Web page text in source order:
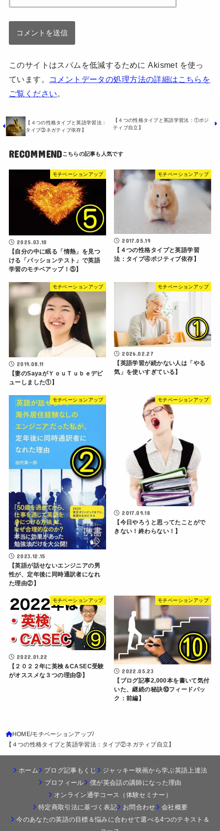
このサイトはスパムを低減するために Akismet を使っ
ています。
コメントデータの処理方法の詳細はこちらを
ご覧ください。
【４つの性格タイプと英語学習法：
タイプ③ネガティブ依存】
【４つの性格タイプと英語学習法：①ポジ
ティブ自立】
RECOMMEND
モチベーションアップ
2025.03.10
【自分の中に眠る「情熱」を見つ
ける「パッションテスト」で英語
学習のモチベアップ！⑤】
モチベーションアップ
2017.05.19
【４つの性格タイプと英語学習
法：タイプ④ポジティブ依存】
モチベーションアップ
2019.08.11
【妻のSayaがＹｏｕＴｕｂｅデビ
ューしました①】
モチベーションアップ
2026.02.27
【英語学習が続かない人は「やる
気」を使いすぎている】
モチベーションアップ
2023.12.15
【英語が話せないエンジニアの男
性が、定年後に同時通訳者になれ
た理由②】
モチベーションアップ
2017.09.18
【今日やろうと思ってたことがで
きない！終わらない！】
モチベーションアップ
2022.01.22
【２０２２年に英検＆CASEC受験
がオススメな３つの理由⑨】
モチベーションアップ
2022.05.23
【ブログ記事2,000本を書いて気付
いた、継続の秘訣⑩フィードバッ
ク：前編】
HOME モチベーションアップ
【４つの性格タイプと英語学習法：タイプ②ネガティブ自立】
ホーム ブログ記事もくじ
ジャッキー映画から学ぶ英語上達法
プロフィール
僕が英会話の講師になった理由
オンライン通学コース（体験セミナー）
特定商取引法に基づく表記
お問合わせ
会社概要
今のあなたの英語の目標＆悩みに合わせて選べる4つのテキスト＆